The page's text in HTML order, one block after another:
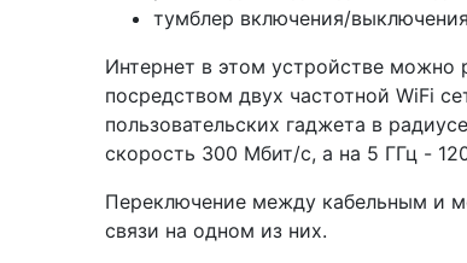
тумблер включения/
Интернет в этом устройстве можно
посредством двух частотной WiFi
пользовательских гаджета в
скорость 300 Мбит/с, а на 5 ГГц -
Переключение между кабельным и
связи на одном из них.